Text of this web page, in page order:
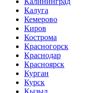
Калуга
Кемерово
Киров
Кострома
Красногорск
Краснодар
Красноярск
Курган
Курск
Кызыл